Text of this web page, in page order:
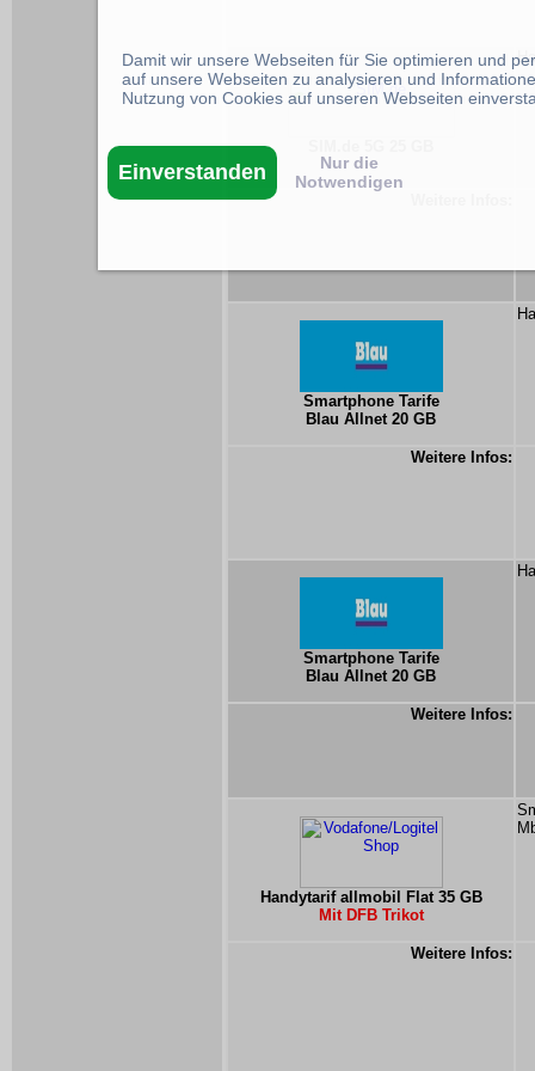
Smartphone Tarife
Blau Allnet 20 GB
Weitere Infos:
Smartphone Tarife
Blau Allnet 20 GB
Weitere Infos:
Handytarif allmobil Flat 35 GB
Mit DFB Trikot
Weitere Infos:
Damit wir unsere Webseiten für Sie optimieren und
auf unsere Webseiten zu analysieren und
Nutzung von Cookies auf unseren Webseiten
Einverstanden
Nur die
Notwendigen